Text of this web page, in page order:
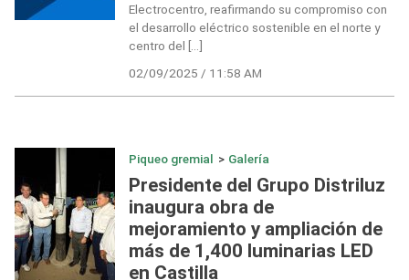
Electrocentro, reafirmando su compromiso con
el desarrollo eléctrico sostenible en el norte y
centro del […]
02/09/2025 / 11:58 AM
Piqueo gremial > Galería
Presidente del Grupo Distriluz
inaugura obra de
mejoramiento y ampliación de
más de 1,400 luminarias LED
en Castilla